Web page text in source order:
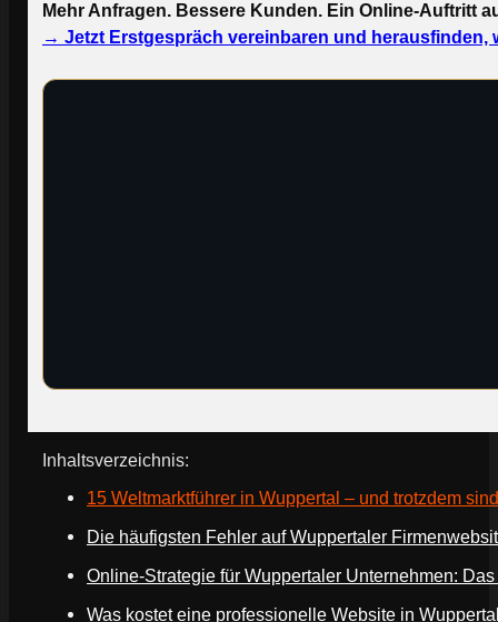
Mehr Anfragen. Bessere Kunden. Ein Online-Auftritt
→ Jetzt Erstgespräch vereinbaren und herausfinden,
Inhaltsverzeichnis:
15 Weltmarktführer in Wuppertal – und trotzdem
Die häufigsten Fehler auf Wuppertaler
Online-Strategie für Wuppertaler Unternehmen:
Was kostet eine professionelle Website in